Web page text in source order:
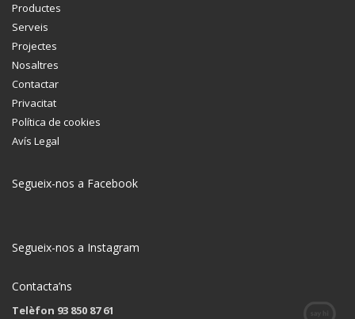
Productes
Serveis
Projectes
Nosaltres
Contactar
Privacitat
Política de cookies
Avís Legal
Segueix-nos a Facebook
Segueix-nos a Instagram
Contacta’ns
Telèfon 93 850 87 61